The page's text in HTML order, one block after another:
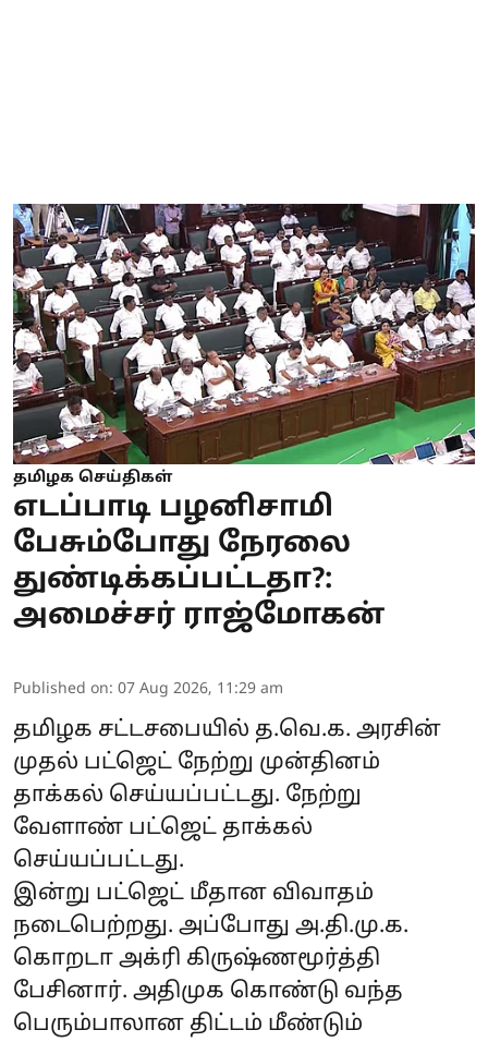
தமிழக செய்திகள்
எடப்பாடி பழனிசாமி
பேசும்போது நேரலை
துண்டிக்கப்பட்டதா?:
அமைச்சர் ராஜ்மோகன்
Published on: 07 Aug 2026, 11:29 am
தமிழக சட்டசபையில் த.வெ.க. அரசின்
முதல் பட்ஜெட் நேற்று முன்தினம்
தாக்கல் செய்யப்பட்டது. நேற்று
வேளாண் பட்ஜெட் தாக்கல்
செய்யப்பட்டது.
இன்று பட்ஜெட் மீதான விவாதம்
நடைபெற்றது. அப்போது அ.தி.மு.க.
கொறடா அக்ரி கிருஷ்ணமூர்த்தி
பேசினார். அதிமுக கொண்டு வந்த
பெரும்பாலான திட்டம் மீண்டும்